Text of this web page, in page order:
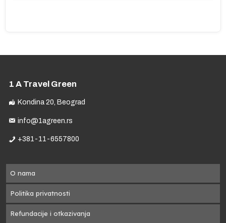
1 A Travel Green
Kondina 20, Beograd
info@1agreen.rs
+381-11-6557800
O nama
Politika privatnosti
Refundacije i otkazivanja